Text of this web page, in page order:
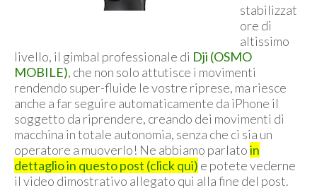
stabilizzat
ore di
altissimo
livello, il gimbal professionale di Dji (OSMO
MOBILE), che non solo attutisce i movimenti
rendendo super-fluide le vostre riprese, ma riesce
anche a far seguire automaticamente da iPhone il
soggetto da riprendere, creando dei movimenti di
macchina in totale autonomia, senza che ci sia un
operatore a muoverlo! Ne abbiamo parlatoin
dettaglio in questo post (click qui) e potete vederne
il video dimostrativo allegato qui alla fine del post.